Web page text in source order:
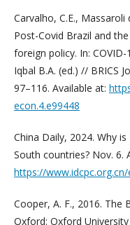
Carvalho, C.E.,
Post-Covid Brazil and
foreign policy. In:
Iqbal B.A. (ed.) // BRICS
97–116. Available at:
econ.4.e99448
China Daily, 2024. Why
South countries? Nov. 6.
https://
Cooper, A. F., 2016. The
Oxford: Oxford